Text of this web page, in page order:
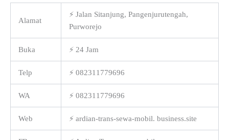
Alamat
⚡ Jalan Sitanjung, Pangenjurutengah,
Purworejo
Buka ⚡ 24 Jam
Telp ⚡ 082311779696
WA ⚡ 082311779696
Web ⚡ ardian-trans-sewa-mobil. business.site